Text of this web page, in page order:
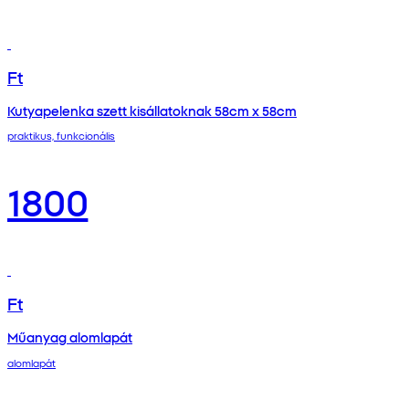
Ft
Kutyapelenka szett kisállatoknak 58cm x 58cm
praktikus, funkcionális
1800
Ft
Műanyag alomlapát
alomlapát